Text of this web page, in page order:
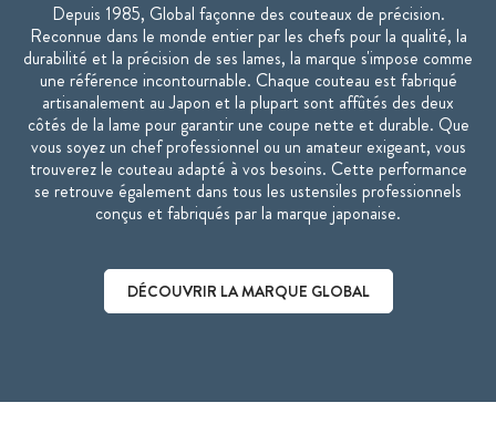
Depuis 1985, Global façonne des couteaux de précision.
Reconnue dans le monde entier par les chefs pour la qualité, la
durabilité et la précision de ses lames, la marque s'impose comme
une référence incontournable. Chaque couteau est fabriqué
artisanalement au Japon et la plupart sont affûtés des deux
côtés de la lame pour garantir une coupe nette et durable. Que
vous soyez un chef professionnel ou un amateur exigeant, vous
trouverez le couteau adapté à vos besoins. Cette performance
se retrouve également dans tous les ustensiles professionnels
conçus et fabriqués par la marque japonaise.
DÉCOUVRIR LA MARQUE GLOBAL